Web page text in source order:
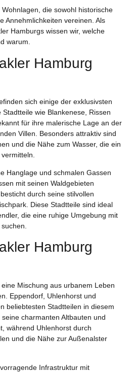
die sowohl historische
Annehmlichkeiten vereinen. Als
Hamburgs wissen wir, welche
warum.
Hamburg
sich einige der exklusivsten
wie Blankenese, Rissen
für ihre malerische Lage an der
Villen. Besonders attraktiv sind
und die Nähe zum Wasser, die ein
Hanglage und schmalen Gassen
mit seinen Waldgebieten
durch seine stilvollen
Diese Stadtteile sind ideal
die eine ruhige Umgebung mit
Hamburg
Mischung aus urbanem Leben
Eppendorf, Uhlenhorst und
beliebtesten Stadtteilen in diesem
charmanten Altbauten und
während Uhlenhorst durch
und die Nähe zur Außenalster
Infrastruktur mit